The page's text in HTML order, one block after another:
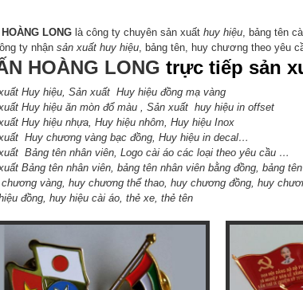
HOÀNG LONGlà công ty chuyên sản xuất huy hiệu, bảng tên
ty nhận sản xuất huy hiệu, bảng tên, huy chương theo yêu
HOÀNG LONG trực tiếp sản
Huy hiệu, Sản xuất Huy hiệu đồng mạ vàng
Huy hiệuăn mòn đổ màu , Sản xuất huy hiệuin offset
Huy hiệu nhựa, Huy hiệu nhôm, Huy hiệu Inox
Huy chương vàng bạc đồng, Huy hiệu in decal…
Bảng tên nhân viên, Logo cài áocác loại theo yêu cầu …
Bảng tên nhân viên, bảng tên nhân viên bằng đồng, bảng
vàng, huy chương thể thao, huy chương đồng, huy
đồng, huy hiệu cài áo, thẻ xe, thẻ tên